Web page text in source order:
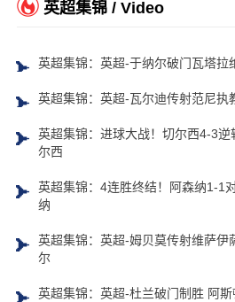
英超集锦 / Video
英超集锦：英超-于纳尔破门瓦塔拉
英超集锦：英超-瓦尔迪传射范尼执
英超集锦：进球大战！切尔西4-3
尔西
英超集锦：4连胜终结！阿森纳1-1
纳
英超集锦：英超-姆贝莫传射维萨伊
尔
英超集锦：英超-杜兰破门制胜 阿